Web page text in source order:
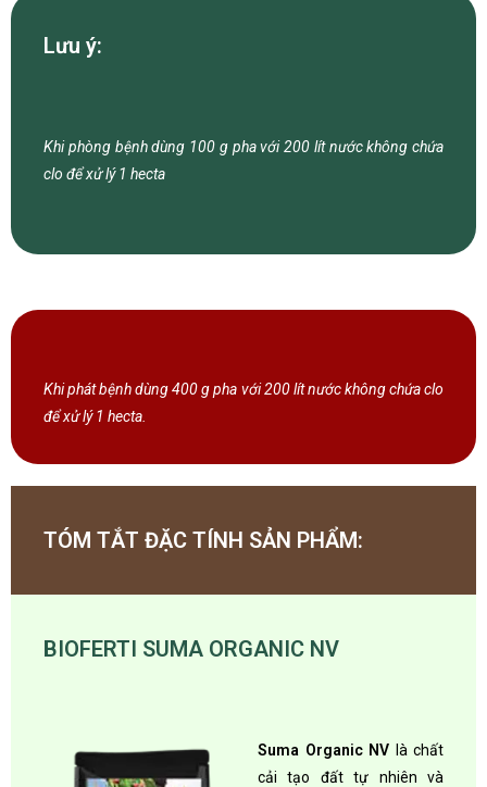
Lưu ý:
Khi phòng bệnh dùng 100 g pha với 200 lít nước không chứa
clo đểxửlý 1 hecta
Khiphátbệnh dùng 400 g pha với 200 lít nước khôngchứaclo
đểxửlý 1 hecta.
TÓM TẮT ĐẶC TÍNH SẢN PHẨM:
BIOFERTI SUMA ORGANIC NV
Suma Organic NV là chất
cải tạo đất tự nhiên và